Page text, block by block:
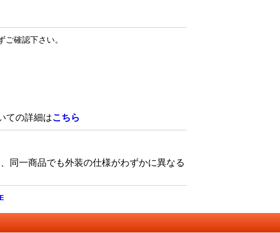
確認下さい。
ての詳細はこちら
同一商品でも外装の仕様がわずかに異なる